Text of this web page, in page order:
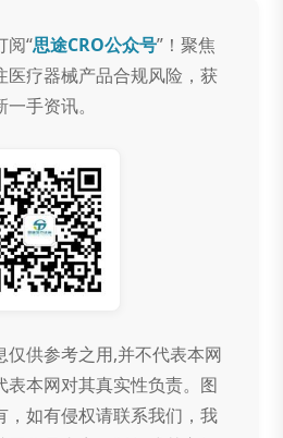
阅“思途CRO公众号”！聚焦
医疗器械产品合规风险，获
手资讯。
仅供参考之用,并不代表本网
表本网对其真实性负责。图
，如有侵权请联系我们，我